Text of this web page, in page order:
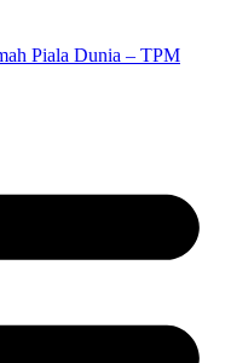
Piala Dunia – TPM